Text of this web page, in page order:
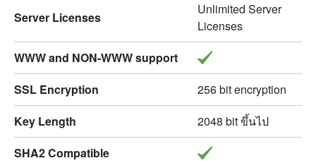
Server Licenses
Unlimited Server
Licenses
WWW and NON-WWW support
SSL Encryption
256 bit encryption
Key Length
2048 bit ขึ้นไป
SHA2 Compatible